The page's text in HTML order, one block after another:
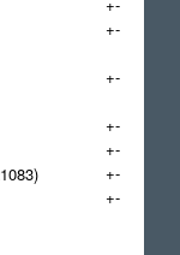
+-
+-
+-
+-
+-
+-